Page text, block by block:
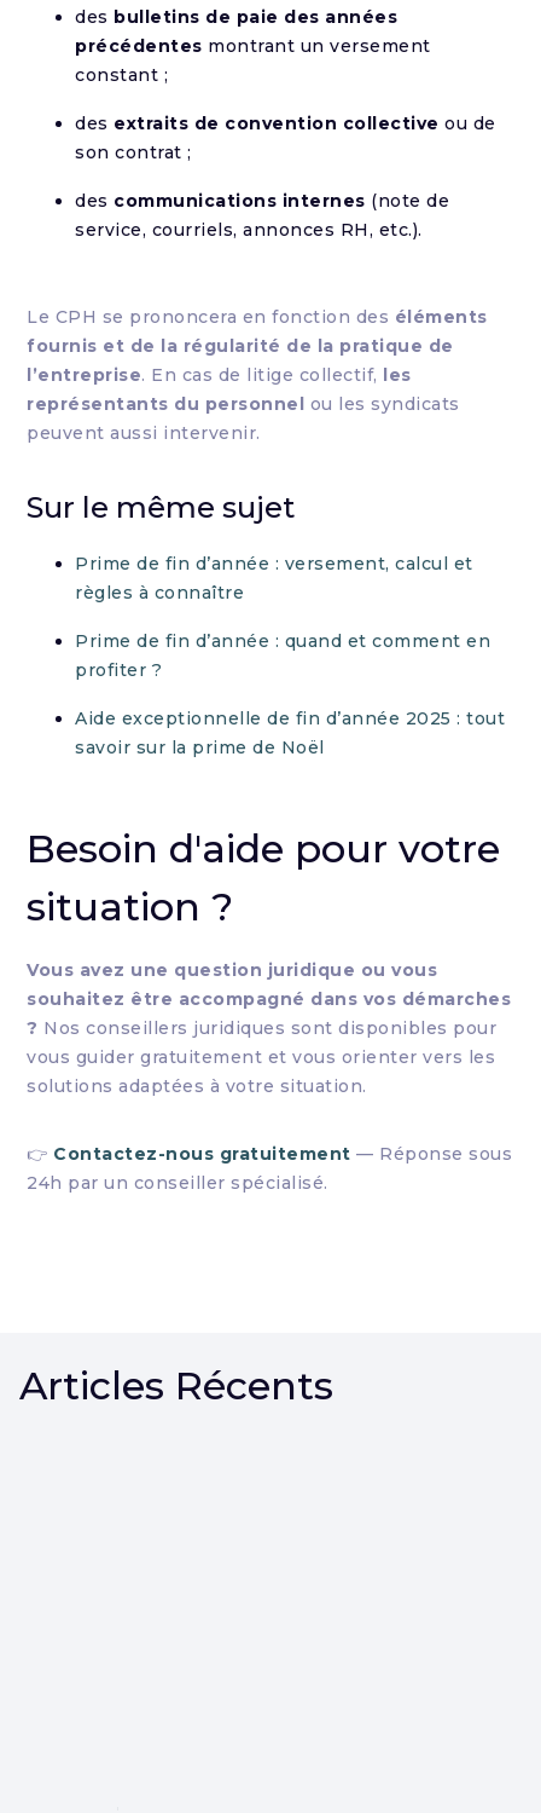
des bulletins de paie des années
précédentes montrant un versement
constant ;
des extraits de convention collective ou de
son contrat ;
des communications internes (note de
service, courriels, annonces RH, etc.).
Le CPH se prononcera en fonction des éléments
fournis et de la régularité de la pratique de
l’entreprise. En cas de litige collectif, les
représentants du personnel ou les syndicats
peuvent aussi intervenir.
Sur le même sujet
Prime de fin d’année : versement, calcul et
règles à connaître
Prime de fin d’année : quand et comment en
profiter ?
Aide exceptionnelle de fin d’année 2025 : tout
savoir sur la prime de Noël
Besoin d'aide pour votre
situation ?
Vous avez une question juridique ou vous
souhaitez être accompagné dans vos démarches
? Nos conseillers juridiques sont disponibles pour
vous guider gratuitement et vous orienter vers les
solutions adaptées à votre situation.
👉 Contactez-nous gratuitement — Réponse sous
24h par un conseiller spécialisé.
Articles Récents